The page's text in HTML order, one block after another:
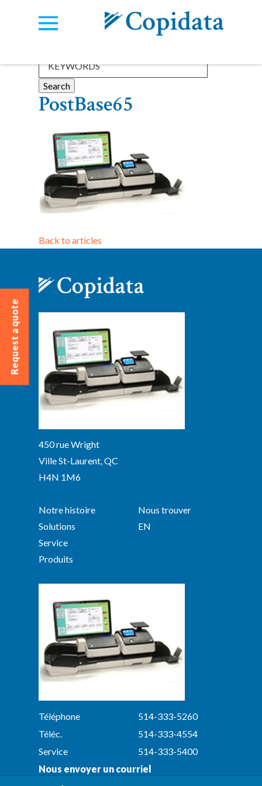
Request a quote
Categories:
PostBase65
Back to articles
450 rue Wright
Ville St-Laurent, QC
H4N 1M6
Notre histoire
Solutions
Service
Produits
Nous trouver
EN
Téléphone
514-333-5260
Téléc.
514-333-4554
Service
514-333-5400
Nous envoyer un courriel